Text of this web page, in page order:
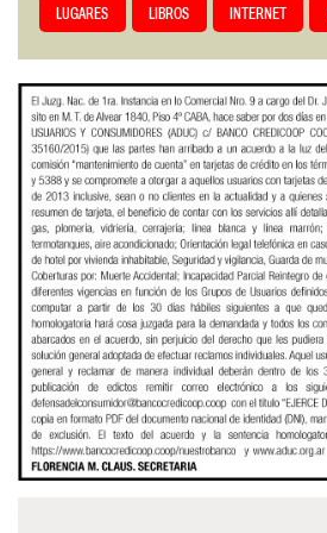
LUGARES LIBROS INTERNET